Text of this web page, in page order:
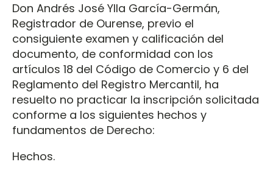
Don Andrés José Ylla García-Germán,
Registrador de Ourense, previo el
consiguiente examen y calificación del
documento, de conformidad con los
artículos 18 del Código de Comercio y 6 del
Reglamento del Registro Mercantil, ha
resuelto no practicar la inscripción solicitada
conforme a los siguientes hechos y
fundamentos de Derecho:
Hechos.